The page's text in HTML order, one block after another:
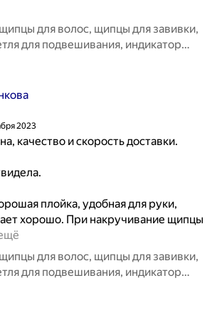
для волос, щипцы для завивки,
для подвешивания, индикатор
покрытие
2023
качество и скорость доставки.
плойка, удобная для руки,
хорошо. При накручивание щипцы
для волос, щипцы для завивки,
для подвешивания, индикатор
покрытие